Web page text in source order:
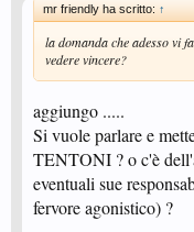
mr friendly ha scritto: ↑
la domanda che adesso vi
vedere vincere?
aggiungo .....
Si vuole parlare e
TENTONI ? o c'è
eventuali sue
fervore agonistico) ?